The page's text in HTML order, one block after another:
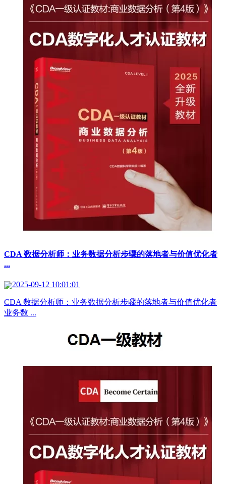
CDA 数据分析师：业务数据分析步骤的落地者与价值优化者
...
2025-09-12 10:01:01
CDA 数据分析师：业务数据分析步骤的落地者与价值优化者
业务数 ...